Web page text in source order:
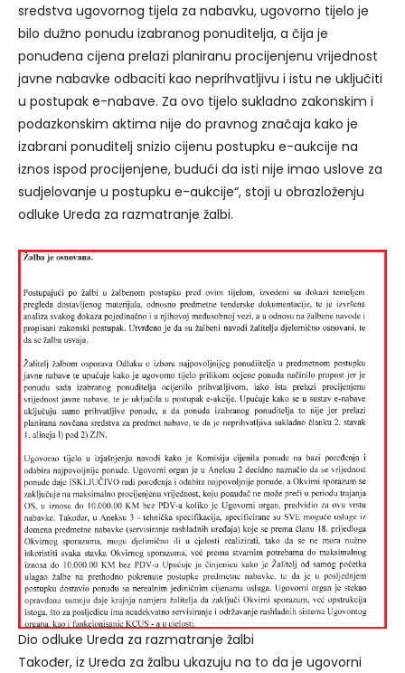
sredstva ugovornog tijela za nabavku, ugovorno tijelo je
bilo dužno ponudu izabranog ponuditelja, a čija je
ponuđena cijena prelazi planiranu procijenjenu vrijednost
javne nabavke odbaciti kao neprihvatljivu i istu ne uključiti
u postupak e-nabave. Za ovo tijelo sukladno zakonskim i
podazkonskim aktima nije do pravnog značaja kako je
izabrani ponuditelj snizio cijenu postupku e-aukcije na
iznos ispod procijenjene, budući da isti nije imao uslove za
sudjelovanje u postupku e-aukcije“, stoji u obrazloženju
odluke Ureda za razmatranje žalbi.
Dio odluke Ureda za razmatranje žalbi
Također, iz Ureda za žalbu ukazuju na to da je ugovorni